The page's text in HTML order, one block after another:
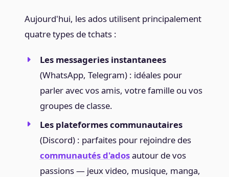
Aujourd'hui, les ados utilisent principalement
quatre types de tchats :
Les messageries instantanees
(WhatsApp, Telegram) : idéales pour
parler avec vos amis, votre famille ou vos
groupes de classe.
Les plateformes communautaires
(Discord) : parfaites pour rejoindre des
communautés d'adosautour de vos
passions — jeux video, musique, manga,